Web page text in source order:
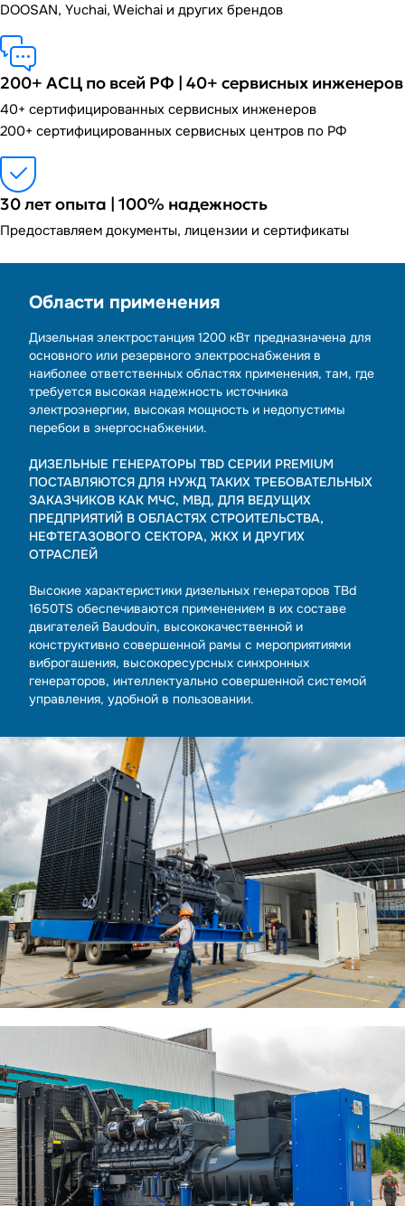
DOOSAN, Yuchai, Weichai и других брендов
200+ АСЦ по всей РФ | 40+ сервисных инженеров
40+ сертифицированных сервисных инженеров
200+ сертифицированных сервисных центров по РФ
30 лет опыта | 100% надежность
Предоставляем документы, лицензии и сертификаты
Области применения
Дизельная электростанция 1200 кВт предназначена для
основного или резервного электроснабжения в
наиболее ответственных областях применения, там, где
требуется высокая надежность источника
электроэнергии, высокая мощность и недопустимы
перебои в энергоснабжении.
ДИЗЕЛЬНЫЕ ГЕНЕРАТОРЫ TBD СЕРИИ PREMIUM
ПОСТАВЛЯЮТСЯ ДЛЯ НУЖД ТАКИХ ТРЕБОВАТЕЛЬНЫХ
ЗАКАЗЧИКОВ КАК МЧС, МВД, ДЛЯ ВЕДУЩИХ
ПРЕДПРИЯТИЙ В ОБЛАСТЯХ СТРОИТЕЛЬСТВА,
НЕФТЕГАЗОВОГО СЕКТОРА, ЖКХ И ДРУГИХ
ОТРАСЛЕЙ
Высокие характеристики дизельных генераторов TBd
1650TS обеспечиваются применением в их составе
двигателей Baudouin, высококачественной и
конструктивно совершенной рамы с мероприятиями
виброгашения, высокоресурсных синхронных
генераторов, интеллектуально совершенной системой
управления, удобной в пользовании.